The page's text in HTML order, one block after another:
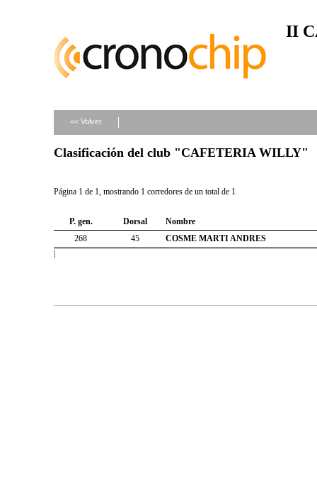
II
<< Volver
Clasificación del club "CAFETERIA WILLY"
Página 1 de 1, mostrando 1 corredores de un total de 1
P. gen. Dorsal
Nombre
268
45
COSME MARTI ANDRES
|